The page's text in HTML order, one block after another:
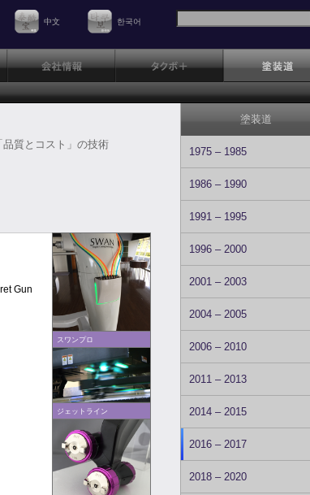
中文 한국어
質とコスト」の技術
スワンプロ
ジェットライン
Gun
塗装道
1975 – 1985
1986 – 1990
1991 – 1995
1996 – 2000
2001 – 2003
2004 – 2005
2006 – 2010
2011 – 2013
2014 – 2015
2016 – 2017
2018 – 2020